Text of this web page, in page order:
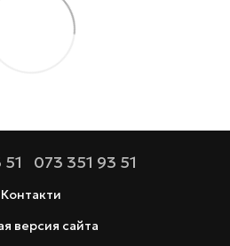
073 351 93 51
Контакти
версия сайта